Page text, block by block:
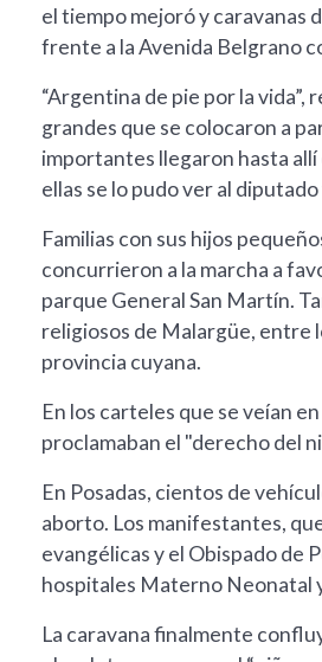
el tiempo mejoró y caravanas
frente a la Avenida Belgrano
“Argentina de pie por la
grandes que se colocaron a
importantes llegaron hasta
ellas se lo pudo ver al
Familias con sus hijos
concurrieron a la marcha a
parque General San Martín.
religiosos de Malargüe, entre
provincia cuyana.
En los carteles que se veían
proclamaban el "derecho del
En Posadas, cientos de
aborto. Los manifestantes,
evangélicas y el Obispado de
hospitales Materno Neonatal
La caravana finalmente